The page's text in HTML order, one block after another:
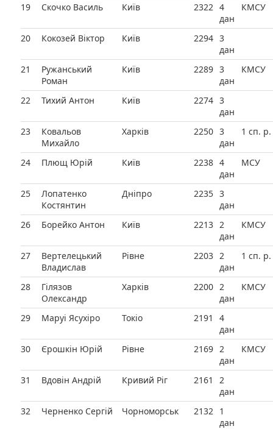
19
Скочко Василь Київ 2322 4
дан
КМСУ
20 Кокозей Віктор Київ 2294 3
дан
21
Ружанський
Роман
Київ 2289 3
дан
КМСУ
22 Тихий Антон Київ 2274 3
дан
23
Ковальов
Михайло
Харків 2250 3
дан
1 сп. р.
24 Плющ Юрій Київ 2238 4
дан
МСУ
25
Лопатенко
Костянтин
Дніпро 2235 3
дан
26
Борейко Антон Київ 2213 2
дан
КМСУ
27
Вертелецький
Владислав
Рівне 2203 2
дан
1 сп. р.
28
Гілязов
Олександр
Харків 2200 2
дан
КМСУ
29 Маруі Ясухіро Токіо 2191
4
дан
30
Єрошкін Юрій Рівне 2169 2
дан
КМСУ
31 Вдовін Андрій Кривий Ріг 2161
2
дан
32
Черненко Сергій Чорноморськ 2132 1
дан